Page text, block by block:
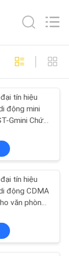
tuyến
tín hiệu
động mini
Gmini Chức
cách ly
tín hiệu
động CDMA
văn phòng,
Đường lên